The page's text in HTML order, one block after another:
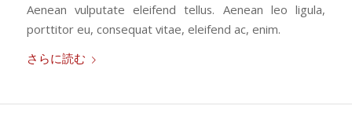
Aenean vulputate eleifend tellus. Aenean leo ligula,
porttitor eu, consequat vitae, eleifend ac, enim.
さらに読む